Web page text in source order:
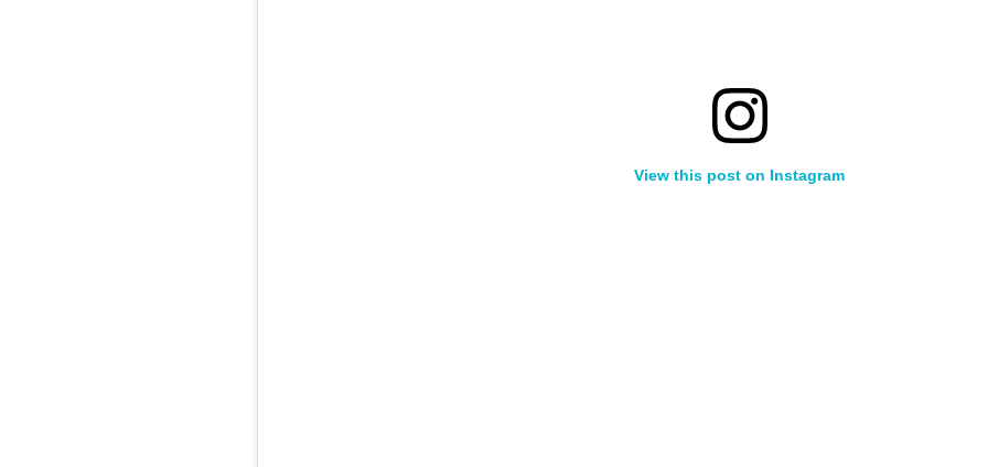
View this post on Instagram